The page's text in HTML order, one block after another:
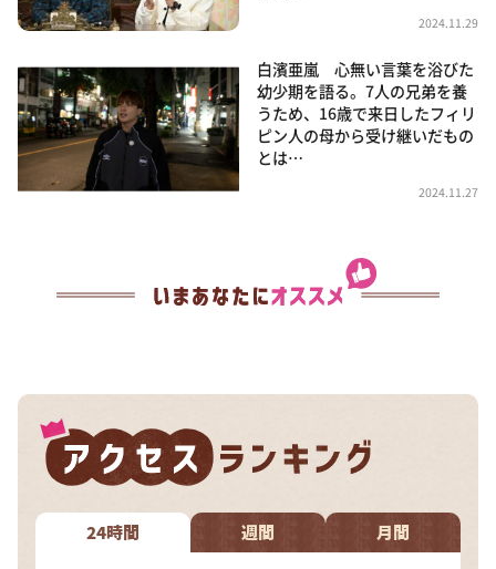
2024.11.29
白濱亜嵐 心無い言葉を浴びた
幼少期を語る。7人の兄弟を養
うため、16歳で来日したフィリ
ピン人の母から受け継いだもの
とは…
2024.11.27
24時間 週間 月間